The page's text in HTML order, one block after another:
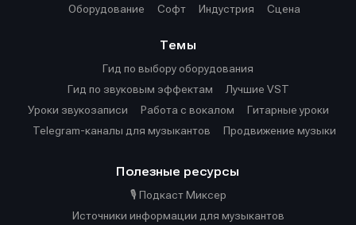
Оборудование
Софт Индустрия Сцена
Темы
Гид по выбору оборудования
Гид по звуковым эффектам
Лучшие VST
Уроки звукозаписи
Работа с вокалом
Гитарные уроки
Telegram-каналы для музыкантов
Продвижение музыки
Полезные ресурсы
🎙️ Подкаст Миксер
Источники информации для музыкантов